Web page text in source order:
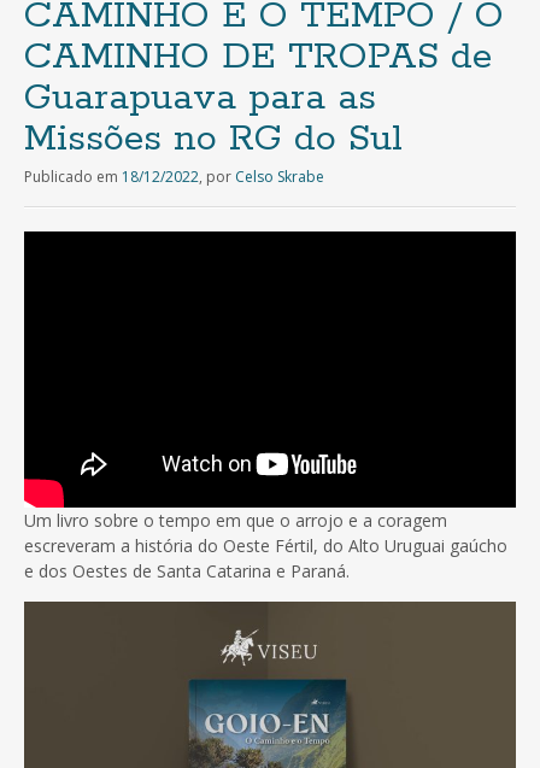
CAMINHO E O TEMPO / O
CAMINHO DE TROPAS de
Guarapuava para as
Missões no RG do Sul
Publicado em 18/12/2022, por Celso Skrabe
Um livro sobre o tempo em que o arrojo e a coragem
escreveram a história do Oeste Fértil, do Alto Uruguai gaúcho
e dos Oestes de Santa Catarina e Paraná.